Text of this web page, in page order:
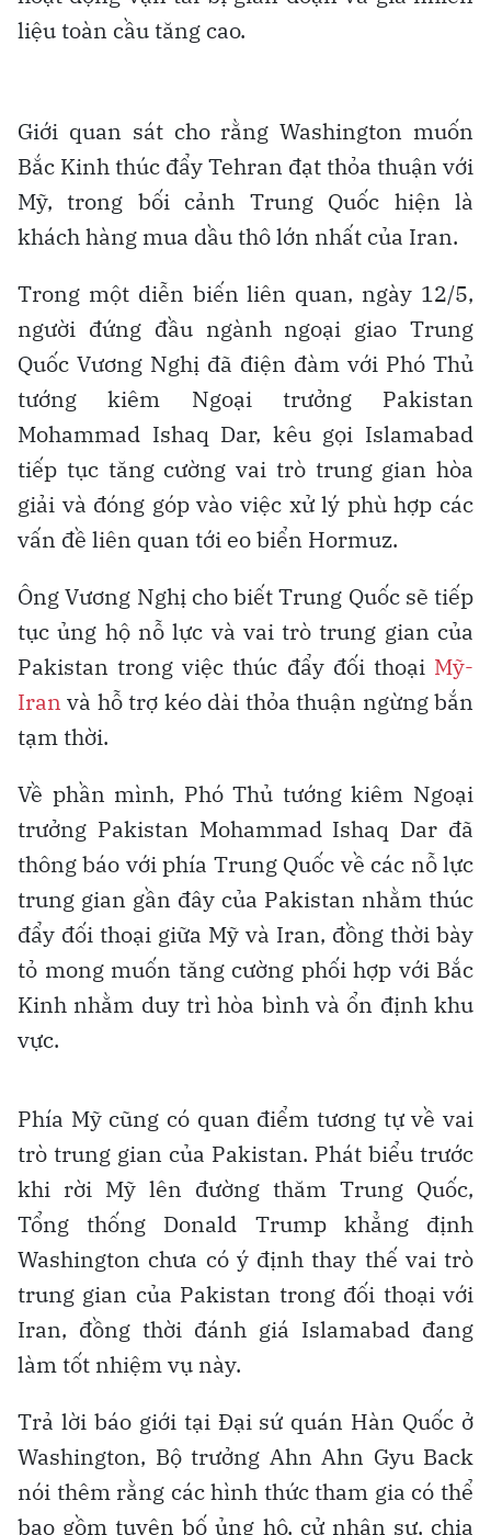
liệu toàn cầu tăng cao.
Giới quan sát cho rằng Washington muốn
Bắc Kinh thúc đẩy Tehran đạt thỏa thuận với
Mỹ, trong bối cảnh Trung Quốc hiện là
khách hàng mua dầu thô lớn nhất của Iran.
Trong một diễn biến liên quan, ngày 12/5,
người đứng đầu ngành ngoại giao Trung
Quốc Vương Nghị đã điện đàm với Phó Thủ
tướng kiêm Ngoại trưởng Pakistan
Mohammad Ishaq Dar, kêu gọi Islamabad
tiếp tục tăng cường vai trò trung gian hòa
giải và đóng góp vào việc xử lý phù hợp các
vấn đề liên quan tới eo biển Hormuz.
Ông Vương Nghị cho biết Trung Quốc sẽ tiếp
tục ủng hộ nỗ lực và vai trò trung gian của
Pakistan trong việc thúc đẩy đối thoại Mỹ-
Iran và hỗ trợ kéo dài thỏa thuận ngừng bắn
tạm thời.
Về phần mình, Phó Thủ tướng kiêm Ngoại
trưởng Pakistan Mohammad Ishaq Dar đã
thông báo với phía Trung Quốc về các nỗ lực
trung gian gần đây của Pakistan nhằm thúc
đẩy đối thoại giữa Mỹ và Iran, đồng thời bày
tỏ mong muốn tăng cường phối hợp với Bắc
Kinh nhằm duy trì hòa bình và ổn định khu
vực.
Phía Mỹ cũng có quan điểm tương tự về vai
trò trung gian của Pakistan. Phát biểu trước
khi rời Mỹ lên đường thăm Trung Quốc,
Tổng thống Donald Trump khẳng định
Washington chưa có ý định thay thế vai trò
trung gian của Pakistan trong đối thoại với
Iran, đồng thời đánh giá Islamabad đang
làm tốt nhiệm vụ này.
Trả lời báo giới tại Đại sứ quán Hàn Quốc ở
Washington, Bộ trưởng Ahn Ahn Gyu Back
nói thêm rằng các hình thức tham gia có thể
bao gồm tuyên bố ủng hộ, cử nhân sự, chia